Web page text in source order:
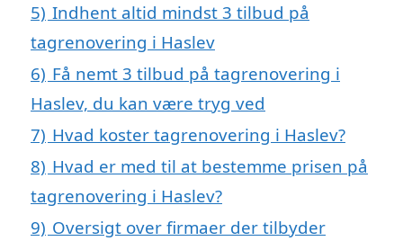
5) Indhent altid mindst 3 tilbud på
tagrenovering i Haslev
6) Få nemt 3 tilbud på tagrenovering i
Haslev, du kan være tryg ved
7) Hvad koster tagrenovering i Haslev?
8) Hvad er med til at bestemme prisen på
tagrenovering i Haslev?
9) Oversigt over firmaer der tilbyder